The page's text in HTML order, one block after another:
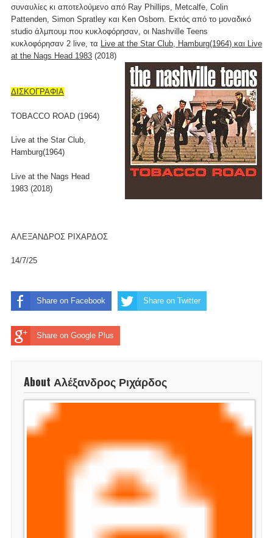
συναυλίες κι αποτελούμενο από Ray Phillips, Metcalfe, Colin
Pattenden, Simon Spratley και Ken Osborn. Εκτός από το μοναδικό
studio άλμπουμ που κυκλοφόρησαν, οι Nashville Teens
κυκλοφόρησαν 2 live, τα
Live at the Star Club, Hamburg(1964) και Live
at the Nags Head 1983 (2018)
ΔΙΣΚΟΓΡΑΦΙΑ
TOBACCO ROAD (1964)
Live at the Star Club,
Hamburg(1964)
Live at the Nags Head
1983 (2018)
ΑΛΕΞΑΝΔΡΟΣ ΡΙΧΑΡΔΟΣ
14/7/25
Share on Facebook Share on Twitter
Share on Google Plus
About Αλέξανδρος Ριχάρδος